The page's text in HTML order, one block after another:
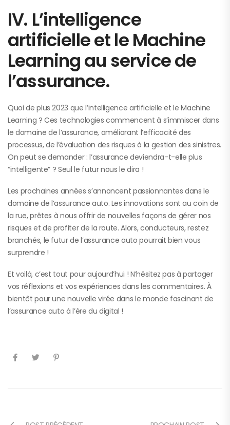
IV. L’intelligence
artificielle et le Machine
Learning au service de
l’assurance.
Quoi de plus 2023 que l’intelligence artificielle et le Machine
Learning ? Ces technologies commencent à s’immiscer dans
le domaine de l’assurance, améliorant l’efficacité des
processus, de l’évaluation des risques à la gestion des sinistres.
On peut se demander : l’assurance deviendra-t-elle plus
“intelligente” ? Seul le futur nous le dira !
Les prochaines années s’annoncent passionnantes dans le
domaine de l’assurance auto. Les innovations sont au coin de
la rue, prêtes à nous offrir de nouvelles façons de gérer nos
risques et de profiter de la route. Alors, conducteurs, restez
branchés, le futur de l’assurance auto pourrait bien vous
surprendre !
Et voilà, c’est tout pour aujourd’hui ! N’hésitez pas à partager
vos réflexions et vos expériences dans les commentaires. À
bientôt pour une nouvelle virée dans le monde fascinant de
l’assurance auto à l’ère du digital !